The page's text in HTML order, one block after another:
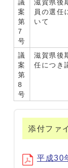
議
案
第
7
号
滋賀県後
員の選任
いて
議
案
第
8
号
滋賀県後
任につき
添付ファ
平成30